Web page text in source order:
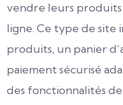
vendre leurs
ligne. Ce type de site
produits, un panier
paiement sécurisé
des fonctionnalités